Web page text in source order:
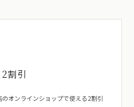
割引
オンラインショップで使える2割引